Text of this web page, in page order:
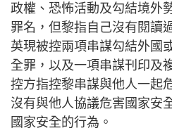
政權、恐怖活動及勾結境外
罪名，但黎指自己沒有閱讀
英現被控兩項串謀勾結外國
全罪，以及一項串謀刊印及
控方指控黎串謀與他人一起
沒有與他人協議危害國家安
國家安全的行為。